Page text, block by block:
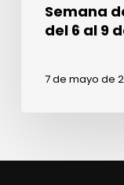
2026Semana
del 6 al 9
7 de mayo de